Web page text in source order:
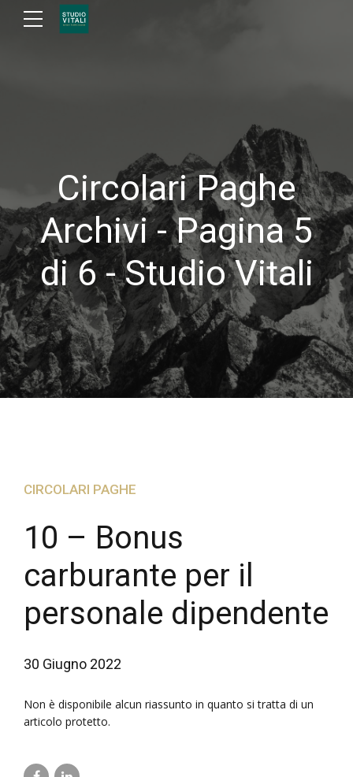
Circolari Paghe
Archivi - Pagina 5
di 6 - Studio Vitali
CIRCOLARI PAGHE
10 – Bonus
carburante per il
personale dipendente
30 Giugno 2022
Non è disponibile alcun riassunto in quanto si tratta di un
articolo protetto.